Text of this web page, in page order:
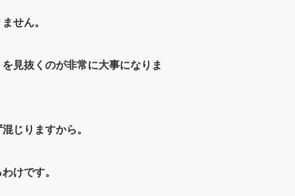
せん。
見抜くのが非常に大事になりま
じりますから。
けです。